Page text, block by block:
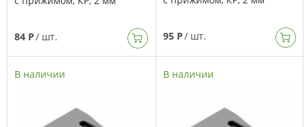
84 Р/ шт. 95 Р/ шт.
В наличии В наличии